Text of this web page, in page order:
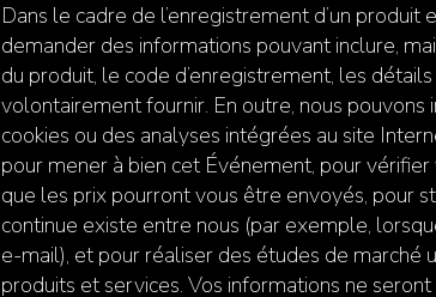
Dans le cadre de l’enregistrement d’un
demander des informations pouvant inclure,
du produit, le code d’enregistrement, les
volontairement fournir. En outre, nous
cookies ou des analyses intégrées au site
pour mener à bien cet Événement, pour
que les prix pourront vous être envoyés, pour
continue existe entre nous (par exemple,
e-mail), et pour réaliser des études de
produits et services. Vos informations ne